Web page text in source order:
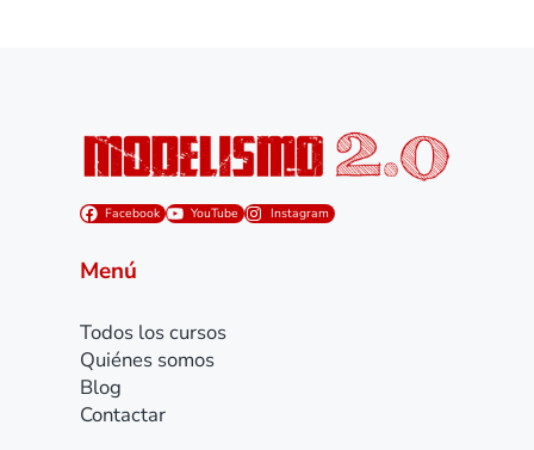
Facebook YouTube Instagram
Menú
Todos los cursos
Quiénes somos
Blog
Contactar